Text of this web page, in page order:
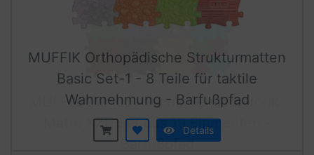
MUFFIK Orthopädische Strukturmatten
Basic Set-1 - 8 Teile für taktile
Wahrnehmung - Barfußpfad
Details